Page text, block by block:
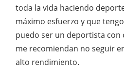
toda la vida haciendo
máximo esfuerzo y que
puedo ser un deportista con
me recomiendan no seguir
alto rendimiento.